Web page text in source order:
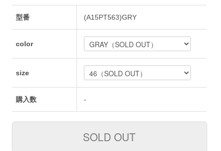
型番 (A15PT563)GRY
color
size
購入数 -